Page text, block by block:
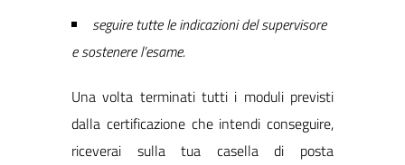
seguire tutte le indicazioni del supervisore
e sostenere l’esame.
Una volta terminati tutti i moduli previsti
dalla certificazione che intendi conseguire,
riceverai sulla tua casella di posta